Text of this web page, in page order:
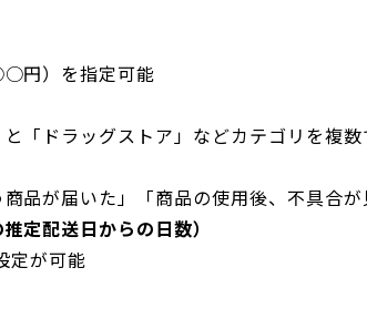
円）を指定可能
「ドラッグストア」などカテゴリを複
品が届いた」「商品の使用後、不具合
定配送日からの日数）
定が可能